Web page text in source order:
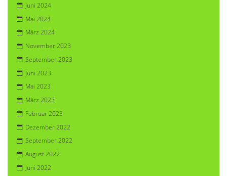
Juni 2024
Mai 2024
März 2024
November 2023
September 2023
Juni 2023
Mai 2023
März 2023
Februar 2023
Dezember 2022
September 2022
August 2022
Juni 2022